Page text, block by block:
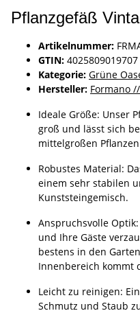
Pflanzgefäß
Artikelnummer:
GTIN: 4025809019707
Kategorie: Grüne
Hersteller: Formano
Ideale Größe: Unser
groß und lässt sich
mittelgroßen
Robustes Material:
einem sehr stabilen
Kunststeingemisch.
Anspruchsvolle
und Ihre Gäste
bestens in den
Innenbereich kommt
Leicht zu reinigen:
Schmutz und Staub